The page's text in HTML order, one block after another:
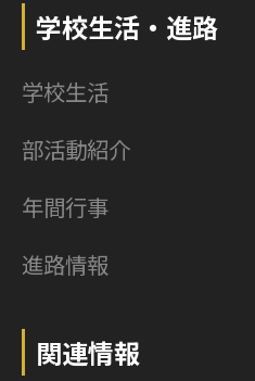
学校生活・進路
学校生活
部活動紹介
年間行事
進路情報
関連情報